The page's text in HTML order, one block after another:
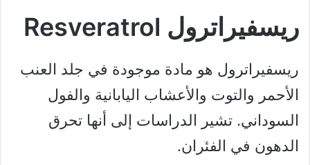
ريسفيراترول Resveratrol
ريسفيراترول هو مادة موجودة في جلد العنب
الأحمر والتوت والأعشاب اليابانية والفول
السوداني. تشير الدراسات إلى أنها تحرق
الدهون في الفئران.